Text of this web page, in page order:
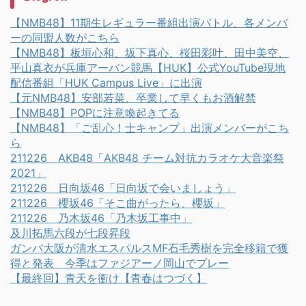
【NMB48】11期生レギュラー番組出演バトル、各メンバ
ーの同盟人数がこちら
【NMB48】板垣心和、坂下真心、桜田彩叶、田中美空、
平山真衣が兵庫アーバン競馬【HUK】公式YouTube現地
配信番組「HUK Campus Live」に出演
【元NMB48】安部若菜、卒業して早くもお酒解禁
【NMB48】POPに注意喚起きてる
【NMB48】「ご乱心！士キャンプ」出演メンバーがこち
ら
211226 AKB48「AKB48 チーム対抗カラオケ大音楽祭
2021」
211226 日向坂46「日向坂で会いましょう」
211226 櫻坂46「そこ曲がったら、櫻坂」
211226 乃木坂46「乃木坂工事中」
及川拓馬六段が七段昇段
ガンバ大阪が清水エスパルスMF石毛秀樹を完全移籍で獲
得と発表 今季はファジアーノ岡山でプレー
【最終回】青天を衝け【青春はつづく】